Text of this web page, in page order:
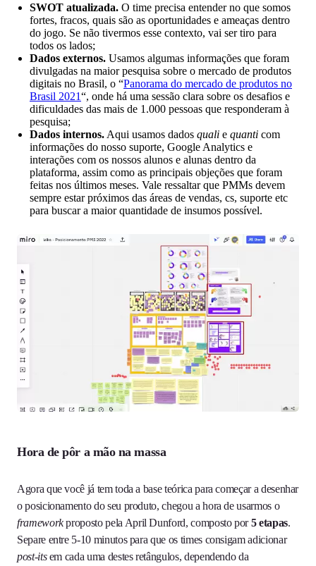
SWOT atualizada. O time precisa entender no que somos
fortes, fracos, quais são as oportunidades e ameaças dentro
do jogo. Se não tivermos esse contexto, vai ser tiro para
todos os lados;
Dados externos. Usamos algumas informações que foram
divulgadas na maior pesquisa sobre o mercado de produtos
digitais no Brasil, o “Panorama do mercado de produtos no
Brasil 2021“, onde há uma sessão clara sobre os desafios e
dificuldades das mais de 1.000 pessoas que responderam à
pesquisa;
Dados internos. Aqui usamos dados quali e quanti com
informações do nosso suporte, Google Analytics e
interações com os nossos alunos e alunas dentro da
plataforma, assim como as principais objeções que foram
feitas nos últimos meses. Vale ressaltar que PMMs devem
sempre estar próximos das áreas de vendas, cs, suporte etc
para buscar a maior quantidade de insumos possível.
Hora de pôr a mão na massa
Agora que você já tem toda a base teórica para começar a desenhar
o posicionamento do seu produto, chegou a hora de usarmos o
frameworkproposto pela April Dunford, composto por5 etapas.
Separe entre 5-10 minutos para que os times consigam adicionar
post-itsem cada uma destes retângulos, dependendo da